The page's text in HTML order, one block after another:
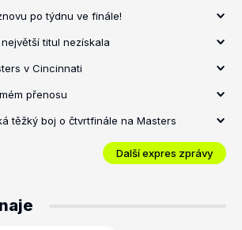
po týdnu ve finále!
titul nezískala
v Cincinnati
přenosu
těžký boj o čtvrtfinále na Masters
Další expres zprávy